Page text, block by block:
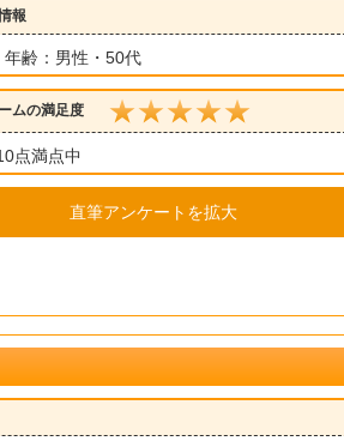
報
年齢：男性・50代
ムの満足度
点満点中
直筆アンケートを拡大